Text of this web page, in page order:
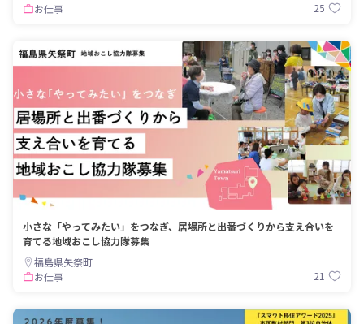
お仕事
25
小さな「やってみたい」をつなぎ、居場所と出番づくりから支え合いを
育てる地域おこし協力隊募集
福島県矢祭町
お仕事
21